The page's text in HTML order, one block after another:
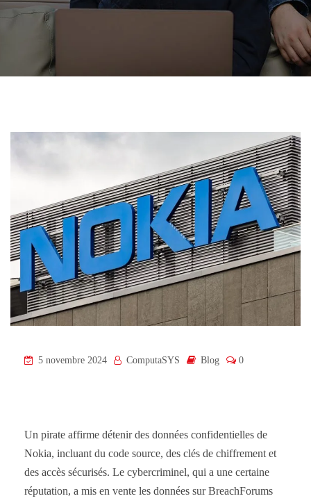
5 novembre 2024 ComputaSYS Blog 0
Un pirate affirme détenir des données confidentielles de
Nokia, incluant du code source, des clés de chiffrement et
des accès sécurisés. Le cybercriminel, qui a une certaine
réputation, a mis en vente les données sur BreachForums